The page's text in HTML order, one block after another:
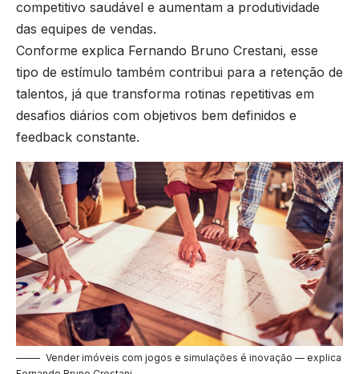
competitivo saudável e aumentam a produtividade
das equipes de vendas.
Conforme explica Fernando Bruno Crestani, esse
tipo de estímulo também contribui para a retenção de
talentos, já que transforma rotinas repetitivas em
desafios diários com objetivos bem definidos e
feedback constante.
Vender imóveis com jogos e simulações é inovação — explica